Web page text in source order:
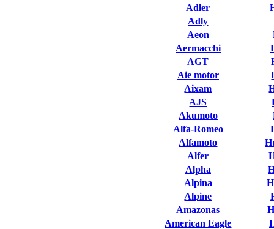
Adler
Adly
Aeon
Aermacchi
AGT
Aie motor
Aixam
AJS
Akumoto
Alfa-Romeo
Alfamoto
Alfer
Alpha
Alpina
Alpine
Amazonas
American Eagle